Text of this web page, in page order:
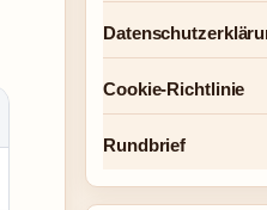
Cookie-Richtlinie
Rundbrief